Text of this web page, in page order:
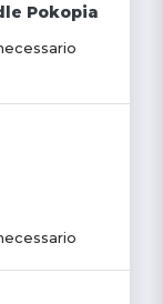
Pokopia